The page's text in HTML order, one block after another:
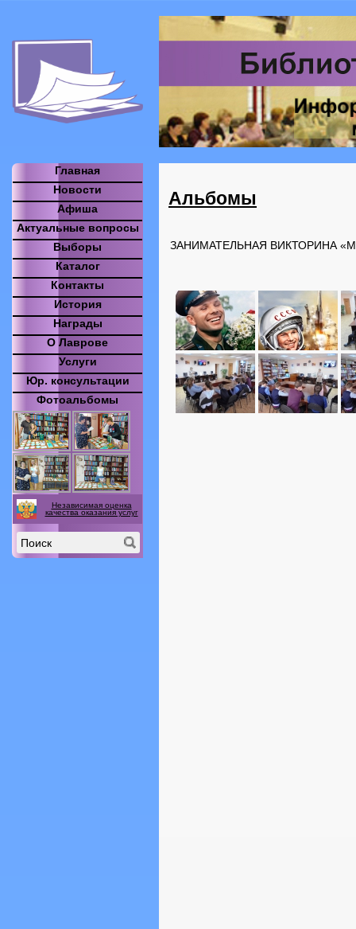
Альбомы
ЗАНИМАТЕЛЬНАЯ ВИКТОРИНА
Главная
Новости
Афиша
Актуальные вопросы
Выборы
Каталог
Контакты
История
Награды
О Лаврове
Услуги
Юр. консультации
Фотоальбомы
Независимая оценка
качества оказания услуг